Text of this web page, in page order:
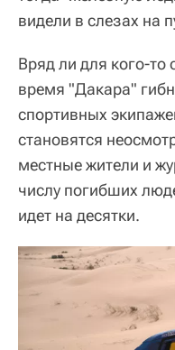
видели в слезах на
Вряд ли для кого-то
время "Дакара"
спортивных
становятся
местные жители и
числу погибших
идет на десятки.